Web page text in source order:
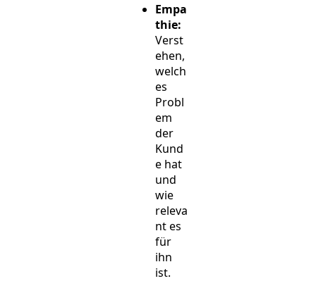
Empa
thie:
Verst
ehen,
welch
es
Probl
em
der
Kund
e hat
und
wie
releva
nt es
für
ihn
ist.